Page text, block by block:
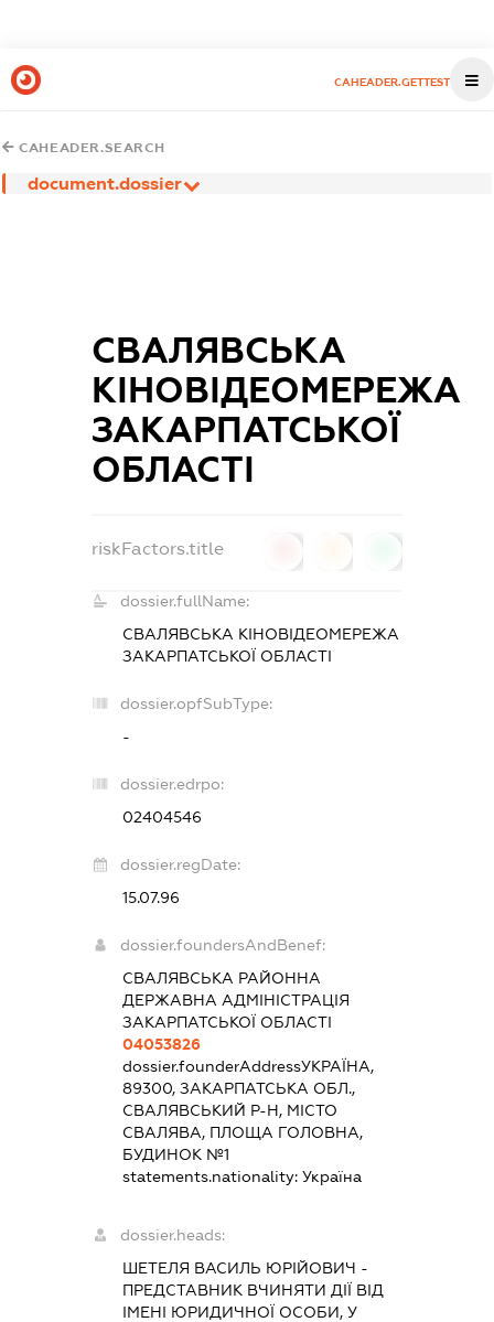
CAHEADER.GETTEST
CAHEADER.SEARCH
document.dossier
СВАЛЯВСЬКА
КІНОВІДЕОМЕРЕЖА
ЗАКАРПАТСЬКОЇ
ОБЛАСТІ
riskFactors.title
dossier.fullName:
СВАЛЯВСЬКА КІНОВІДЕОМЕРЕЖА
ЗАКАРПАТСЬКОЇ ОБЛАСТІ
dossier.opfSubType:
-
dossier.edrpo:
02404546
dossier.regDate:
15.07.96
dossier.foundersAndBenef:
СВАЛЯВСЬКА РАЙОННА
ДЕРЖАВНА АДМІНІСТРАЦІЯ
ЗАКАРПАТСЬКОЇ ОБЛАСТІ
04053826
dossier.founderAddressУКРАЇНА,
89300, ЗАКАРПАТСЬКА ОБЛ.,
СВАЛЯВСЬКИЙ Р-Н, МІСТО
СВАЛЯВА, ПЛОЩА ГОЛОВНА,
БУДИНОК №1
statements.nationality: Україна
dossier.heads:
ШЕТЕЛЯ ВАСИЛЬ ЮРІЙОВИЧ -
ПРЕДСТАВНИК ВЧИНЯТИ ДІЇ ВІД
ІМЕНІ ЮРИДИЧНОЇ ОСОБИ, У